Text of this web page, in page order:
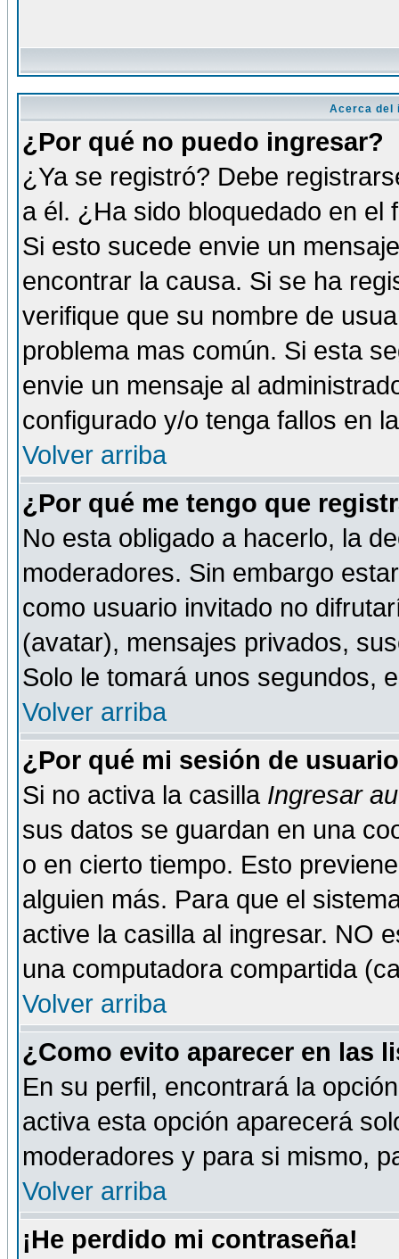
Acerca del
¿Por qué no puedo ingresar?
¿Ya se registró? Debe
a él. ¿Ha sido bloquedado en
Si esto sucede envie un
encontrar la causa. Si se ha
verifique que su nombre de
problema mas común. Si esta
envie un mensaje al
configurado y/o tenga fallos en
Volver arriba
¿Por qué me tengo que
No esta obligado a hacerlo, la
moderadores. Sin embargo
como usuario invitado no
(avatar), mensajes privados,
Solo le tomará unos segundos,
Volver arriba
¿Por qué mi sesión de
Si no activa la casilla Ingresar
sus datos se guardan en una
o en cierto tiempo. Esto
alguien más. Para que el
active la casilla al ingresar. NO
una computadora compartida
Volver arriba
¿Como evito aparecer en las
En su perfil, encontrará la
activa esta opción aparecerá
moderadores y para si mismo,
Volver arriba
¡He perdido mi contraseña!